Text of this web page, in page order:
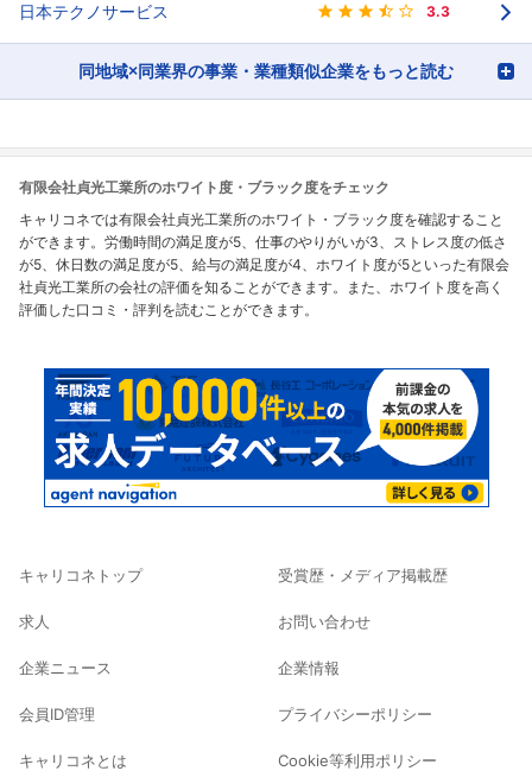
日本テクノサービス 3.3
同地域×同業界の事業・業種類似企業をもっと読む
有限会社貞光工業所のホワイト度・ブラック度をチェック
キャリコネでは有限会社貞光工業所のホワイト・ブラック度を確認すること
ができます。労働時間の満足度が5、仕事のやりがいが3、ストレス度の低さ
が5、休日数の満足度が5、給与の満足度が4、ホワイト度が5といった有限会
社貞光工業所の会社の評価を知ることができます。また、ホワイト度を高く
評価した口コミ・評判を読むことができます。
キャリコネトップ
求人
企業ニュース
会員ID管理
キャリコネとは
受賞歴・メディア掲載歴
お問い合わせ
企業情報
プライバシーポリシー
Cookie等利用ポリシー